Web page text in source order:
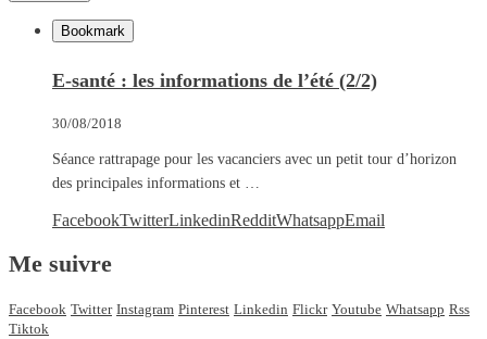
Bookmark
E-santé : les informations de l’été (2/2)
30/08/2018
Séance rattrapage pour les vacanciers avec un petit tour d’horizon
des principales informations et …
FacebookTwitterLinkedinRedditWhatsappEmail
Me suivre
Facebook Twitter Instagram Pinterest Linkedin Flickr Youtube Whatsapp Rss
Tiktok